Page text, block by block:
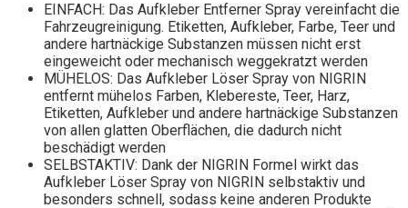
EINFACH: Das Aufkleber Entferner Spray vereinfacht die
Fahrzeugreinigung. Etiketten, Aufkleber, Farbe, Teer und
andere hartnäckige Substanzen müssen nicht erst
eingeweicht oder mechanisch weggekratzt werden
MÜHELOS: Das Aufkleber Löser Spray von NIGRIN
entfernt mühelos Farben, Klebereste, Teer, Harz,
Etiketten, Aufkleber und andere hartnäckige Substanzen
von allen glatten Oberflächen, die dadurch nicht
beschädigt werden
SELBSTAKTIV: Dank der NIGRIN Formel wirkt das
Aufkleber Löser Spray von NIGRIN selbstaktiv und
besonders schnell, sodass keine anderen Produkte